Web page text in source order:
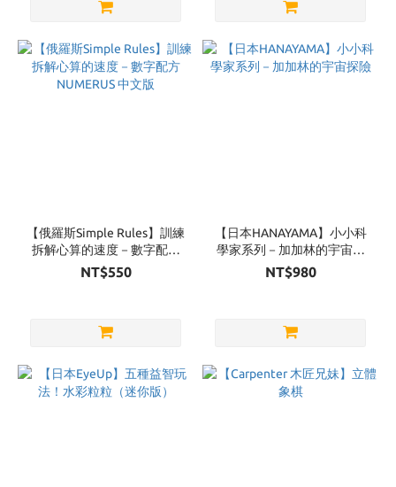
【俄羅斯Simple Rules】訓練
拆解心算的速度－數字配方
NUMERUS 中文版
NT$550
【日本HANAYAMA】小小科
學家系列－加加林的宇宙探
險
NT$980